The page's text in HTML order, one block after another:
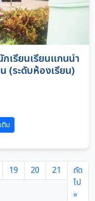
เรียนเรียนแกนนำ
(ระดับห้องเรียน)
ติม
19 20 21
ถัด
ไป
»